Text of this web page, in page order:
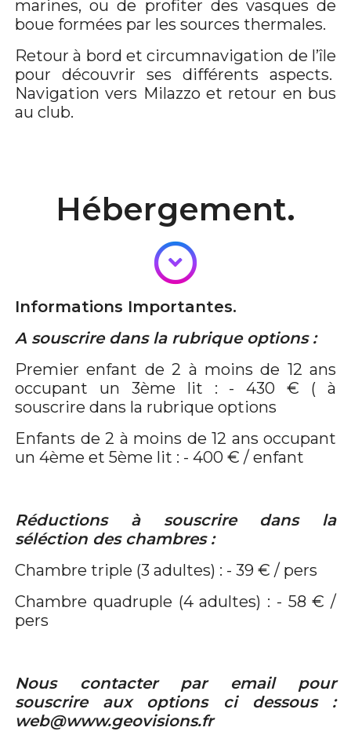
marines, ou de profiter des vasques de
boue formées par les sources thermales.
Retour à bord et circumnavigation de l’île
pour découvrir ses différents aspects.
Navigation vers Milazzo et retour en bus
au club.
Hébergement.
Informations Importantes.
A souscrire dans la rubrique options :
Premier enfant de 2 à moins de 12 ans
occupant un 3ème lit : - 430 € ( à
souscrire dans la rubrique options
Enfants de 2 à moins de 12 ans occupant
un 4ème et 5ème lit : - 400 € / enfant
Réductions à souscrire dans la
séléction des chambres :
Chambre triple (3 adultes) : - 39 € / pers
Chambre quadruple (4 adultes) : - 58 € /
pers
Nous contacter par email pour
souscrire aux options ci dessous :
web@www.geovisions.fr